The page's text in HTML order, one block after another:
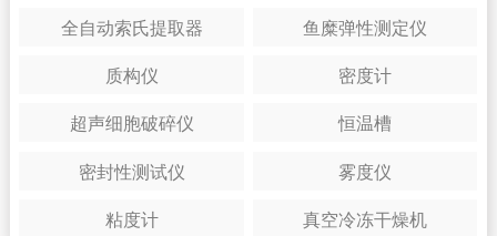
全自动索氏提取器
鱼糜弹性测定仪
质构仪
密度计
超声细胞破碎仪
恒温槽
密封性测试仪
雾度仪
粘度计
真空冷冻干燥机